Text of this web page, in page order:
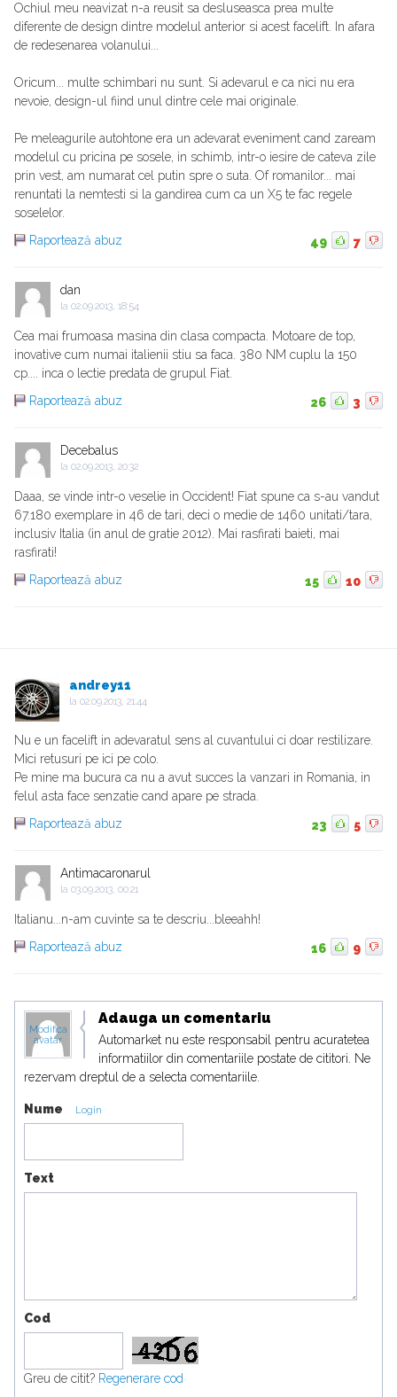
Ochiul meu neavizat n-a reusit sa desluseasca prea multe
diferente de design dintre modelul anterior si acest facelift. In afara
de redesenarea volanului...
Oricum... multe schimbari nu sunt. Si adevarul e ca nici nu era
nevoie, design-ul fiind unul dintre cele mai originale.
Pe meleagurile autohtone era un adevarat eveniment cand zaream
modelul cu pricina pe sosele, in schimb, intr-o iesire de cateva zile
prin vest, am numarat cel putin spre o suta. Of romanilor... mai
renuntati la nemtesti si la gandirea cum ca un X5 te fac regele
soselelor.
Raportează abuz
49 7
dan
la 02.09.2013, 18:54
Cea mai frumoasa masina din clasa compacta. Motoare de top,
inovative cum numai italienii stiu sa faca. 380 NM cuplu la 150
cp.... inca o lectie predata de grupul Fiat.
Raportează abuz
26 3
Decebalus
la 02.09.2013, 20:32
Daaa, se vinde intr-o veselie in Occident! Fiat spune ca s-au vandut
67.180 exemplare in 46 de tari, deci o medie de 1460 unitati/tara,
inclusiv Italia (in anul de gratie 2012). Mai rasfirati baieti, mai
rasfirati!
Raportează abuz
15 10
andrey11
la 02.09.2013, 21:44
Nu e un facelift in adevaratul sens al cuvantului ci doar restilizare.
Mici retusuri pe ici pe colo.
Pe mine ma bucura ca nu a avut succes la vanzari in Romania, in
felul asta face senzatie cand apare pe strada.
Raportează abuz
23 5
Antimacaronarul
la 03.09.2013, 00:21
Italianu...n-am cuvinte sa te descriu...bleeahh!
Raportează abuz
16 9
Modifica
avatar
Adauga un comentariu
Automarket nu este responsabil pentru acuratetea
informatiilor din comentariile postate de cititori. Ne
rezervam dreptul de a selecta comentariile.
Nume Login
Text
Cod
Greu de citit? Regenerare cod